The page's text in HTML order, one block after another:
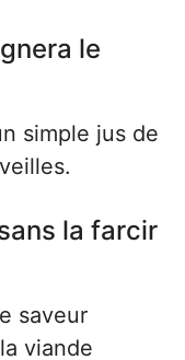
le
simple jus de
la farcir
saveur
viande